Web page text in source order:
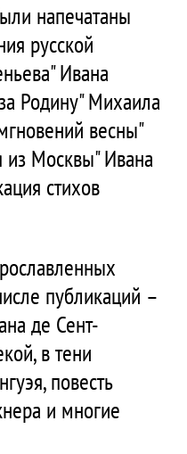
напечатаны
русской
Ивана
Родину" Михаила
весны"
Москвы" Ивана
стихов
публикаций –
де Сент-
в тени
повесть
и многие